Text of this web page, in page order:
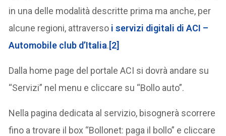
in una delle modalità descritte prima ma anche, per
alcune regioni, attraverso i servizi digitali di ACI –
Automobile club d’Italia.[2]
Dalla home page del portale ACI si dovrà andare su
“Servizi” nel menu e cliccare su “Bollo auto”.
Nella pagina dedicata al servizio, bisognerà scorrere
fino a trovare il box “Bollonet: paga il bollo” e cliccare